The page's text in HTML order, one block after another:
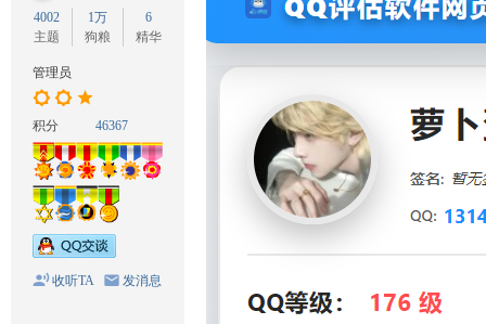
4002
主题
1万
狗粮
6
精华
管理员
积分 46367
收听TA 发消息